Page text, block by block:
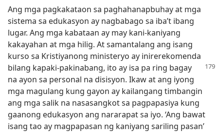
Ang mga pagkakataon sa paghahanapbuhay at mga
sistema sa edukasyon ay nagbabago sa iba’t ibang
lugar. Ang mga kabataan ay may kani-kaniyang
kakayahan at mga hilig. At samantalang ang isang
kurso sa Kristiyanong ministeryo ay inirerekomenda
bilang kapaki-pakinabang, ito ay isa pa ring bagay
na ayon sa personal na disisyon. Ikaw at ang iyong
mga magulang kung gayon ay kailangang timbangin
ang mga salik na nasasangkot sa pagpapasiya kung
gaanong edukasyon ang nararapat sa iyo. ‘Ang bawat
isang tao ay magpapasan ng kaniyang sariling pasan’